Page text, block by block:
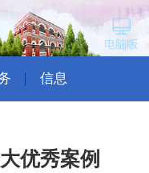
信息
优秀案例